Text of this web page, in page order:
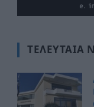
ΤΕΛΕΥΤΑΊΑ